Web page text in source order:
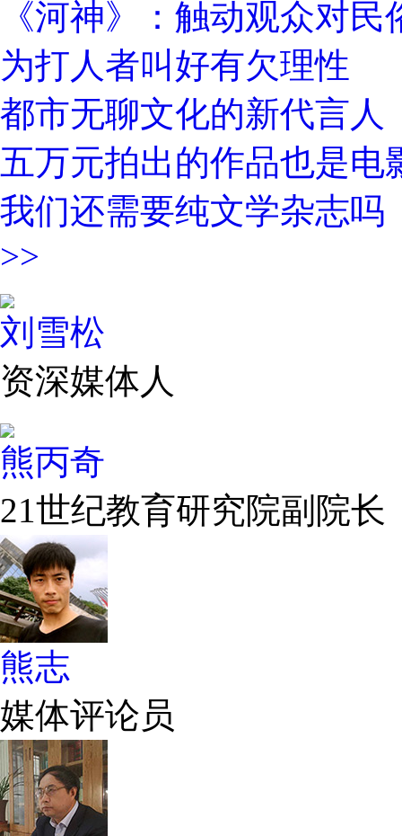
《河神》：触动观众对
为打人者叫好有欠理性
都市无聊文化的新代言人
五万元拍出的作品也是电
我们还需要纯文学杂志吗
>>
刘雪松
资深媒体人
熊丙奇
21世纪教育研究院副院长
熊志
媒体评论员